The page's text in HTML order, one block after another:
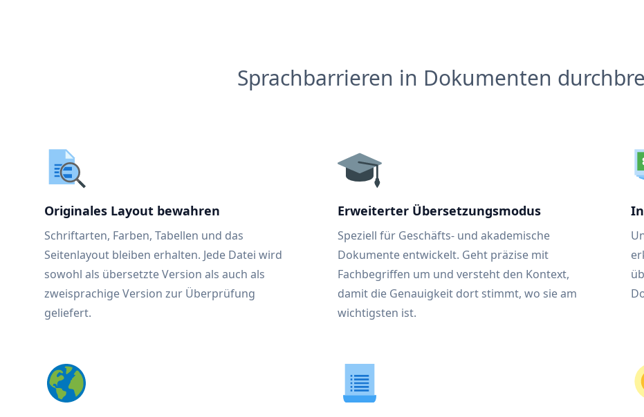
Sprachbarrieren in Dokumenten
Originales Layout bewahren
Schriftarten, Farben, Tabellen und das
Seitenlayout bleiben erhalten. Jede Datei wird
sowohl als übersetzte Version als auch als
zweisprachige Version zur Überprüfung
geliefert.
Erweiterter Übersetzungsmodus
Speziell für Geschäfts- und akademische
Dokumente entwickelt. Geht präzise mit
Fachbegriffen um und versteht den Kontext,
damit die Genauigkeit dort stimmt, wo sie am
wichtigsten ist.